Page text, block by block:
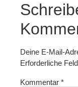
Deine E-Mail-
Erforderliche
Kommentar *